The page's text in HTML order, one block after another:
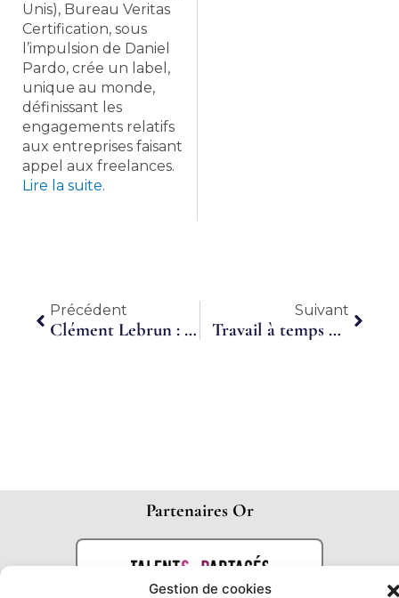
Gestion de cookies
Unis), Bureau Veritas
Certification, sous
l’impulsion de Daniel
Pardo, crée un label,
unique au monde,
définissant les
engagements relatifs
aux entreprises faisant
appel aux freelances.
Lire la suite.
Précédent
Précédent
Clément Lebrun : « l’emploi partagé pour fixer des compétences »
Suivant
Travail à temps partagé : une solution pour ma PME ?
Partenaires Or